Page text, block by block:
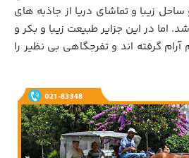
ساحل زيبا و تماشاي دريا از جاذبه های
اما در اين جزاير طبيعت زيبا و بکر و
گرفته اند و تفرجگاهي بي نظير را